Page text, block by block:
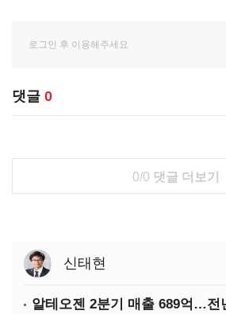
댓글 0
0/0 댓글 더보기
신태현
알테오젠 2분기 매출 689억…전